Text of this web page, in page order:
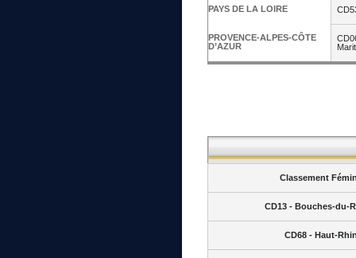
PAYS DE LA LOIRE
PROVENCE-ALPES-CÔTE
D’AZUR
Classement
CD13 - Bouches-du-
CD68 - Haut-